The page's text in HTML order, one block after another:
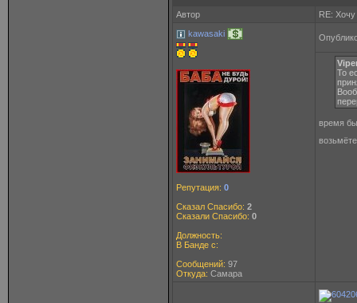
Автор
RE: Хочу
kawasaki
Репутация: 0
Сказал Спасибо: 2
Сказали Спасибо: 0
Должность:
В Банде с:
Сообщений: 97
Откуда: Самара
То
время